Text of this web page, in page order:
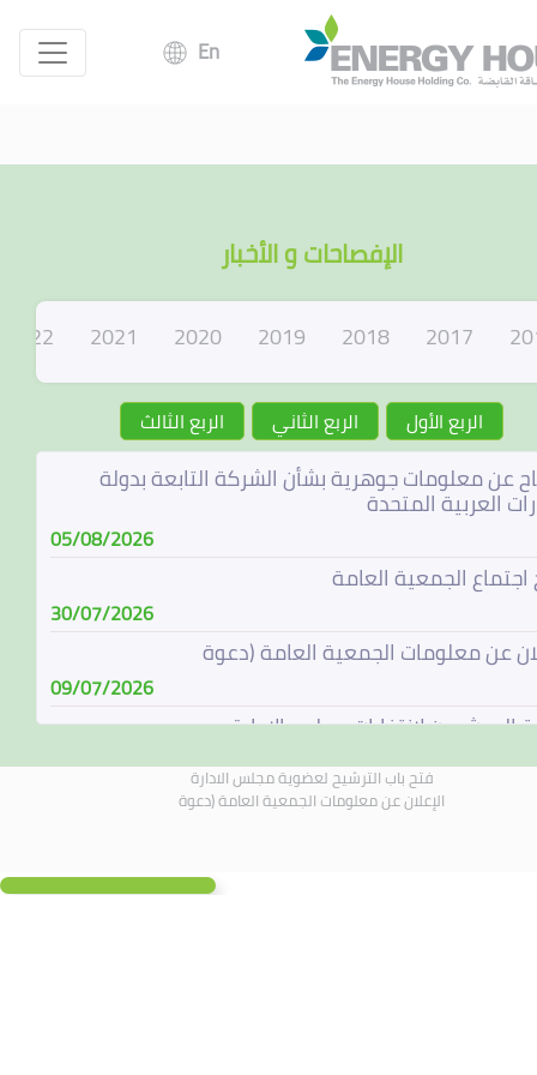
En
الإفصاحات و الأخبار
2017
2018
2019
2020
2021
2022
الربع الأول الربع الثاني الربع الثالث
عن معلومات جوهرية بشأن الشركة التابعة بدولة
العربية المتحدة
05/08/2026
اجتماع الجمعية العامة
30/07/2026
عن معلومات الجمعية العامة (دعوة
09/07/2026
المرشحين لإنتخابات مجلس الإدارة
08/07/2026
الترشيح لعضوية مجلس الادارة
فتح باب الترشيح لعضوية مجلس الادارة
الإعلان عن معلومات الجمعية العامة (دعوة